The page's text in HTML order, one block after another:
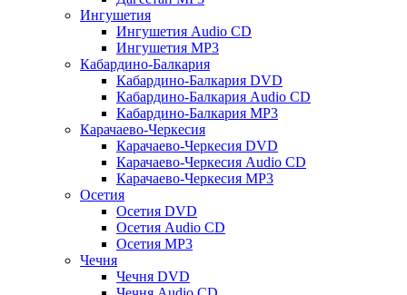
Ингушетия
Ингушетия Audio CD
Ингушетия MP3
Кабардино-Балкария
Кабардино-Балкария DVD
Кабардино-Балкария Audio CD
Кабардино-Балкария MP3
Карачаево-Черкесия
Карачаево-Черкесия DVD
Карачаево-Черкесия Audio CD
Карачаево-Черкесия MP3
Осетия
Осетия DVD
Осетия Audio CD
Осетия MP3
Чечня
Чечня DVD